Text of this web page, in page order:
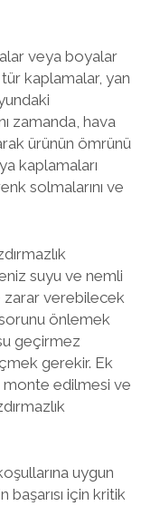
veya boyalar
kaplamalar, yan
zamanda, hava
ürünün ömrünü
kaplamaları
solmalarını ve
suyu ve nemli
zarar verebilecek
sorunu önlemek
geçirmez
gerekir. Ek
monte edilmesi ve
uygun
için kritik